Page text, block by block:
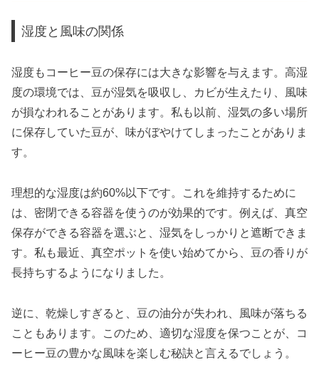
湿度と風味の関係
湿度もコーヒー豆の保存には大きな影響を与えます。高湿
度の環境では、豆が湿気を吸収し、カビが生えたり、風味
が損なわれることがあります。私も以前、湿気の多い場所
に保存していた豆が、味がぼやけてしまったことがありま
す。
理想的な湿度は約60%以下です。これを維持するために
は、密閉できる容器を使うのが効果的です。例えば、真空
保存ができる容器を選ぶと、湿気をしっかりと遮断できま
す。私も最近、真空ポットを使い始めてから、豆の香りが
長持ちするようになりました。
逆に、乾燥しすぎると、豆の油分が失われ、風味が落ちる
こともあります。このため、適切な湿度を保つことが、コ
ーヒー豆の豊かな風味を楽しむ秘訣と言えるでしょう。